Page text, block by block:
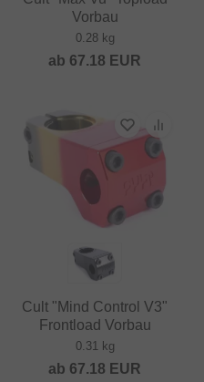
Vorbau
0.28 kg
ab 67.18 EUR
Cult "Mind Control V3"
Frontload Vorbau
0.31 kg
ab 67.18 EUR